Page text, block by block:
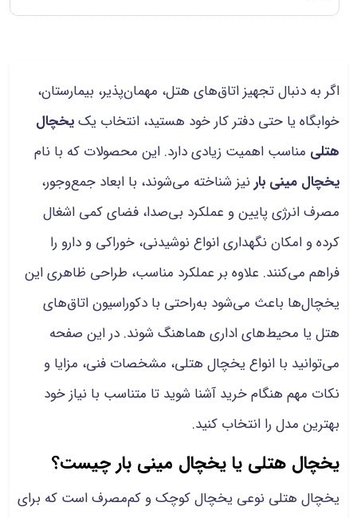
اگر به دنبال تجهیز اتاق‌های هتل، مهمان‌پذیر، بیمارستان،
خوابگاه یا حتی دفتر کار خود هستید، انتخاب یکیخچال
هتلی مناسب اهمیت زیادی دارد. این محصولات که با نام
یخچال مینی بار نیز شناخته می‌شوند، با ابعاد جمع‌وجور،
مصرف انرژی پایین و عملکرد بی‌صدا، فضای کمی اشغال
کرده و امکان نگهداری انواع نوشیدنی، خوراکی و دارو را
فراهم می‌کنند. علاوه بر عملکرد مناسب، طراحی ظاهری این
یخچال‌ها باعث می‌شود به‌راحتی با دکوراسیون اتاق‌های
هتل یا محیط‌های اداری هماهنگ شوند. در این صفحه
می‌توانید با انواع یخچال هتلی، مشخصات فنی، مزایا و
نکات مهم هنگام خرید آشنا شوید تا متناسب با نیاز خود
بهترین مدل را انتخاب کنید.
یخچال هتلی یا یخچال مینی بار چیست؟
یخچال هتلی نوعی یخچال کوچک و کم‌مصرف است که برای